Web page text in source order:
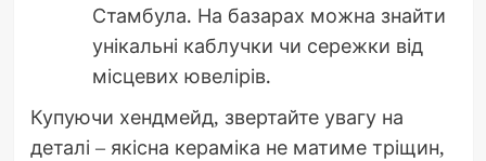
Стамбула. На базарах можна знайти
унікальні каблучки чи сережки від
місцевих ювелірів.
Купуючи хендмейд, звертайте увагу на
деталі – якісна кераміка не матиме тріщин,